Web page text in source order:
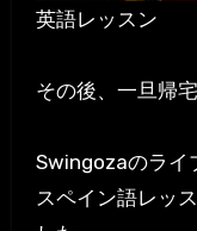
英語レッスン
その後、一旦帰
Swingozaのライ
スペイン語レッ